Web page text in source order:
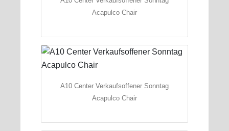
Acapulco Chair
A10 Center Verkaufsoffener Sonntag
Acapulco Chair